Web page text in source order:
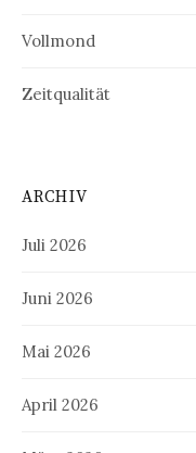
Vollmond
Zeitqualität
ARCHIV
Juli 2026
Juni 2026
Mai 2026
April 2026